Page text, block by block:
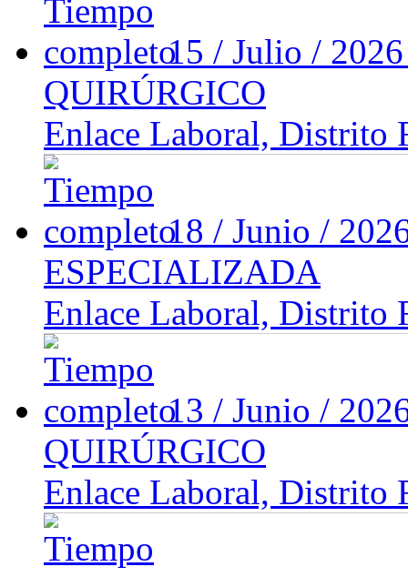
15 / Julio /
QUIRÚRGICO
Enlace Laboral, Distrito
18 / Junio /
ESPECIALIZADA
Enlace Laboral, Distrito
13 / Junio /
QUIRÚRGICO
Enlace Laboral, Distrito